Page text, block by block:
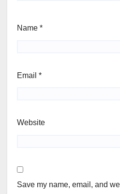
Name *
Email *
Website
Save my name, email, and